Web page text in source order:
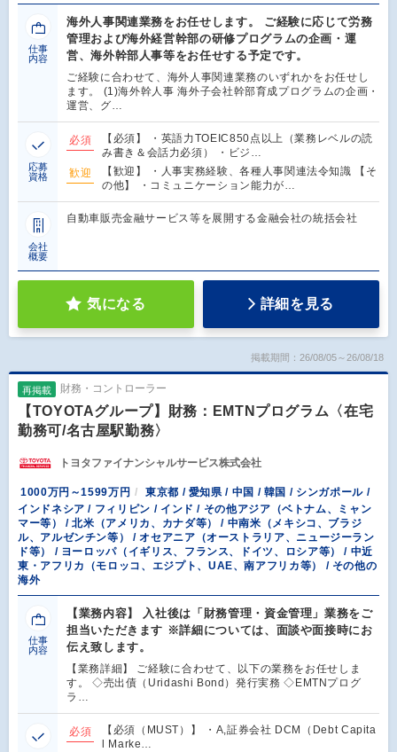
仕事
内容
海外人事関連業務をお任せします。 ご経験に応じて労務
管理および海外経営幹部の研修プログラムの企画・運
営、海外幹部人事等をお任せする予定です。
ご経験に合わせて、海外人事関連業務のいずれかをお任せし
ます。 (1)海外幹人事 海外子会社幹部育成プログラムの企画・
運営、グ…
応募
資格
必須
【必須】 ・英語力TOEIC850点以上（業務レベルの読
み書き＆会話力必須） ・ビジ…
歓迎
【歓迎】 ・人事実務経験、各種人事関連法令知識 【そ
の他】 ・コミュニケーション能力が…
会社
概要
自動車販売金融サービス等を展開する金融会社の統括会社
気になる 詳細を見る
掲載期間：26/08/05～26/08/18
再掲載 財務・コントローラー
【TOYOTAグループ】財務：EMTNプログラム〈在宅
勤務可/名古屋駅勤務〉
トヨタファイナンシャルサービス株式会社
1000万円～1599万円
東京都 / 愛知県 / 中国 / 韓国 / シンガポール /
インドネシア / フィリピン / インド / その他アジア（ベトナム、ミャン
マー等） / 北米（アメリカ、カナダ等） / 中南米（メキシコ、ブラジ
ル、アルゼンチン等） / オセアニア（オーストラリア、ニュージーラン
ド等） / ヨーロッパ（イギリス、フランス、ドイツ、ロシア等） / 中近
東・アフリカ（モロッコ、エジプト、UAE、南アフリカ等） / その他の
海外
仕事
内容
【業務内容】 入社後は「財務管理・資金管理」業務をご
担当いただきます ※詳細については、面談や面接時にお
伝え致します。
【業務詳細】 ご経験に合わせて、以下の業務をお任せしま
す。 ◇売出債（Uridashi Bond）発行実務 ◇EMTNプログ
ラ…
必須
【必須（MUST）】 ・A,証券会社 DCM（Debt Capita
l Marke…